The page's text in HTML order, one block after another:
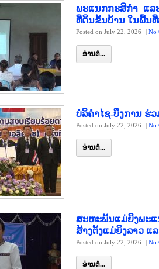
ພະແນກກະສິກຳ ແລ
ທີ່ດິນຂັ້ນບ້ານ ໃນພື້ນ
Posted on July 22, 2026 | No
ອ່ານຕໍ່...
ບໍລິຄຳໄຊ-ບຶງການ ຮ່
Posted on July 22, 2026 | No
ອ່ານຕໍ່...
ສະຫະພັນແມ່ຍິງພະແ
ສ້າງຕັ້ງແມ່ຍິງລາວ ແ
Posted on July 22, 2026 | No
ອ່ານຕໍ່...